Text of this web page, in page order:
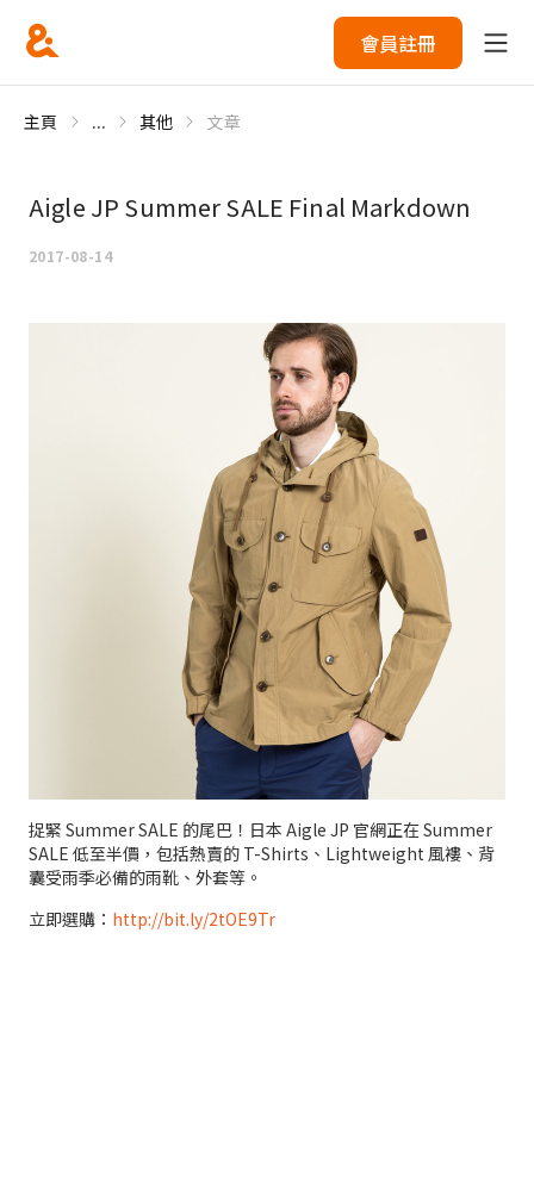
會員註冊
主頁 ... 其他 文章
Aigle JP Summer SALE Final Markdown
2017-08-14
捉緊 Summer SALE 的尾巴！日本 Aigle JP 官網正在 Summer
SALE 低至半價，包括熱賣的 T-Shirts、Lightweight 風褸、背
囊受雨季必備的雨靴、外套等。
立即選購： http://bit.ly/2tOE9Tr